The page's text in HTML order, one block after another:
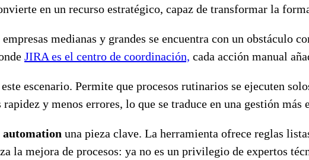
en un recurso estratégico, capaz de transformar la
medianas y grandes se encuentra con un obstáculo
JIRA es el centro de coordinación, cada acción manual
escenario. Permite que procesos rutinarios se ejecuten
y menos errores, lo que se traduce en una gestión más
una pieza clave. La herramienta ofrece reglas
la mejora de procesos: ya no es un privilegio de expertos